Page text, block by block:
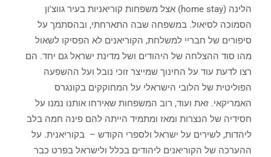
הלינה (home stay) אצל משפחות קוריאניות בעיר גווצ'ון
הסמוכה לסיאול. במשפחה שבה התארחתי, ובהסתמך על
סיפורים של חבריי למשלחת, הקוריאנים לא הפסיקו לשאול
מהו סוד ההצלחה של היהודים ושל מדינת ישראל גם יחד. הם
רצו לדעת עוד על החינוך שמייצר זוכי נובל ועל ההשפעה
הפוליטית של הלובי הישראלי על המחוקקים בקונגרס
האמריקאי. זאת ועוד, רוב המשפחות שאירחו אותנו נמנו על
חסידיה של הנצרות ומאז ומתמיד הייתה להם פינה חמה בלב
ליהדות, לשירים על ישראל ולספרי הקודש – בקוריאנית. על
ההערכה של הקוריאנים ליהודים בכלל ולישראל בפרט כבר